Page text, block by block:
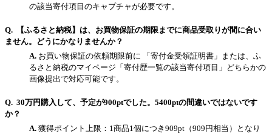
の該当寄付項目のキャプチャが必要です。
【ふるさと納税】は、お買物保証の期限までに商品受取りが間に合い
ません。どうにかなりませんか？
お買い物保証の依頼期限前に 「寄付金受領証明書」または、ふ
るさと納税のマイページ「寄付歴一覧の該当寄付項目」どちらかの
画像提出で対応可能です。
30万円購入して、予定が900ptでした。5400ptの間違いではないです
か？
獲得ポイント上限：1商品1個につき909pt（909円相当）となり